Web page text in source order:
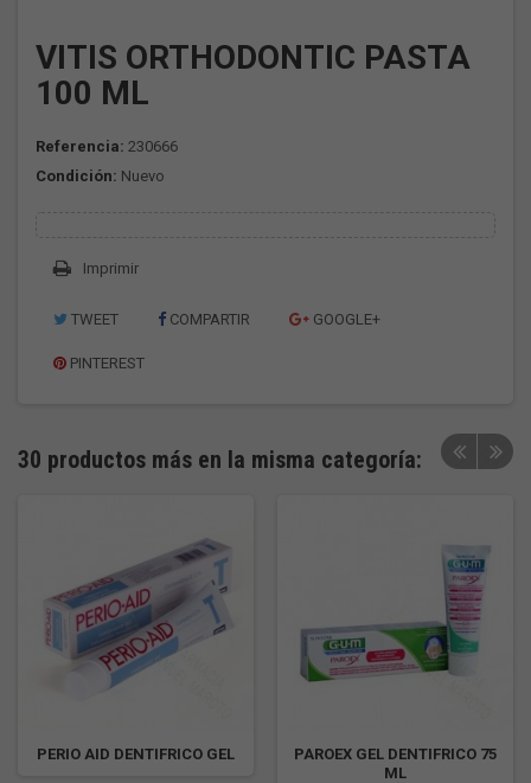
VITIS ORTHODONTIC PASTA
100 ML
Referencia: 230666
Condición: Nuevo
Imprimir
TWEET COMPARTIR GOOGLE+
PINTEREST
30 productos más en la misma categoría:
PERIO AID DENTIFRICO GEL
PAROEX GEL DENTIFRICO 75
ML